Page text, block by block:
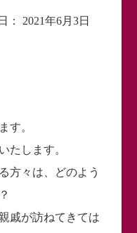
： 2021年6月3日
す。
たします。
方々は、どのよう
戚が訪ねてきては